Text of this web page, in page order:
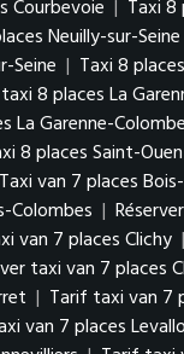
Courbevoie | Taxi 8
Neuilly-sur-Seine
Seine | Taxi 8
8 places La
La Garenne-
8 places Saint-Ouen
Taxi van 7 places
Colombes |
van 7 places Clichy |
taxi van 7 places
| Tarif taxi van 7
van 7 places